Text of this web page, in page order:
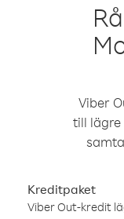
Viber
till lägre
Kreditpaket
Viber Out-kredit